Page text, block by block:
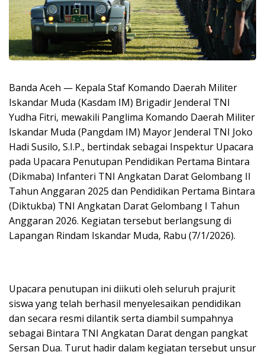
Banda Aceh — Kepala Staf Komando Daerah Militer
Iskandar Muda (Kasdam IM) Brigadir Jenderal TNI
Yudha Fitri, mewakili Panglima Komando Daerah Militer
Iskandar Muda (Pangdam IM) Mayor Jenderal TNI Joko
Hadi Susilo, S.I.P., bertindak sebagai Inspektur Upacara
pada Upacara Penutupan Pendidikan Pertama Bintara
(Dikmaba) Infanteri TNI Angkatan Darat Gelombang II
Tahun Anggaran 2025 dan Pendidikan Pertama Bintara
(Diktukba) TNI Angkatan Darat Gelombang I Tahun
Anggaran 2026. Kegiatan tersebut berlangsung di
Lapangan Rindam Iskandar Muda, Rabu (7/1/2026).
Upacara penutupan ini diikuti oleh seluruh prajurit
siswa yang telah berhasil menyelesaikan pendidikan
dan secara resmi dilantik serta diambil sumpahnya
sebagai Bintara TNI Angkatan Darat dengan pangkat
Sersan Dua. Turut hadir dalam kegiatan tersebut unsur